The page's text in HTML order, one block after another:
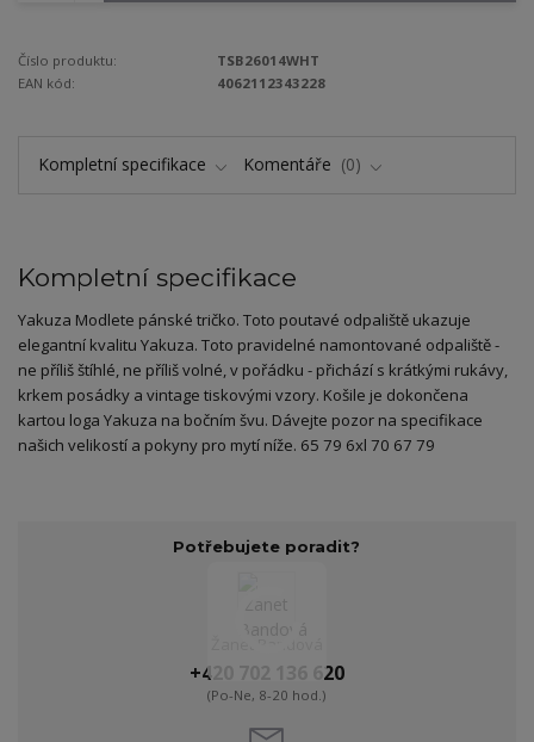
Číslo produktu:
TSB26014WHT
EAN kód:
4062112343228
Kompletní specifikace Komentáře 0
Kompletní specifikace
Yakuza Modlete pánské tričko. Toto poutavé odpaliště ukazuje
elegantní kvalitu Yakuza. Toto pravidelné namontované odpaliště -
ne příliš štíhlé, ne příliš volné, v pořádku - přichází s krátkými rukávy,
krkem posádky a vintage tiskovými vzory. Košile je dokončena
kartou loga Yakuza na bočním švu. Dávejte pozor na specifikace
našich velikostí a pokyny pro mytí níže. 65 79 6xl 70 67 79
Potřebujete poradit?
+420 702 136 620
(Po-Ne, 8-20 hod.)